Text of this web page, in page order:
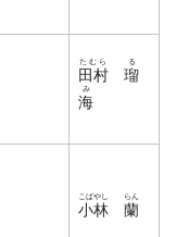
田村
たむら
瑠
る
海
み
小林
こばやし
蘭
らん